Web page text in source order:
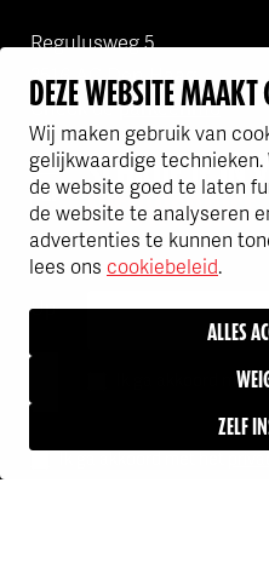
DEZE WEBSITE
Wij maken gebruik van
gelijkwaardige technieken.
de website goed te laten
de website te analyseren
advertenties te kunnen
lees ons cookiebeleid.
ALLES
ZELF
Regulusweg 5
2516 AC Den Haag
Check deparkeerinfo
Up-to-date blijven? Meld
Ik ga akkoord met het
Volgens Emerce een van
SCHRIJF JE IN
NIEUWSBRIEF
Ik ga akkoord met